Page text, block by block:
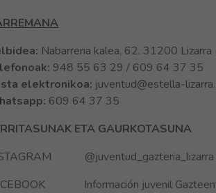
Nabarreria kalea, 62. 31200 Lizarra
948 55 63 29 / 609 64 37 35
elektronikoa: juventud@estella-
609 64 37 35
ETA GAURKOTASUNA
@juventud_gazteria_lizarra
Información juvenil